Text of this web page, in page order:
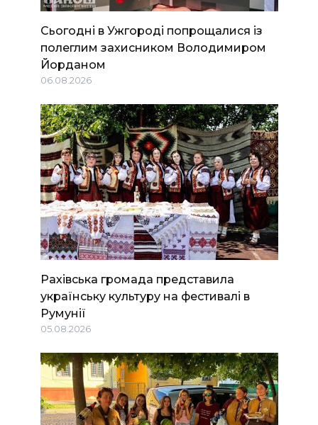
Сьогодні в Ужгороді попрощалися із
полеглим захисником Володимиром
Йорданом
06.08.2026
Рахівська громада представила
українську культуру на фестивалі в
Румунії
05.08.2026